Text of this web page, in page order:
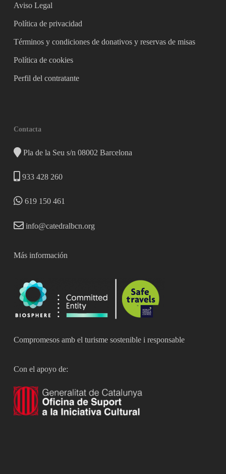
Aviso Legal
Política de privacidad
Términos y condiciones de donativos y reservas de misas
Política de cookies
Perfil del contratante
Contacta
Pla de la Seu s/n 08002 Barcelona
933 428 260
619 150 461
info@catedralbcn.org
Más información
Compromesos amb el turisme sostenible i responsable
Con el apoyo de: